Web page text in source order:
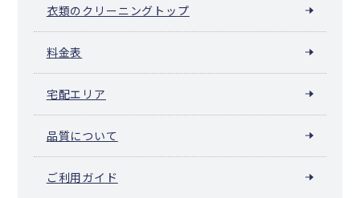
衣類のクリーニングトップ
料金表
宅配エリア
品質について
ご利用ガイド